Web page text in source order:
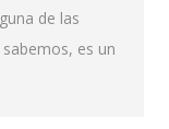
de las
es un